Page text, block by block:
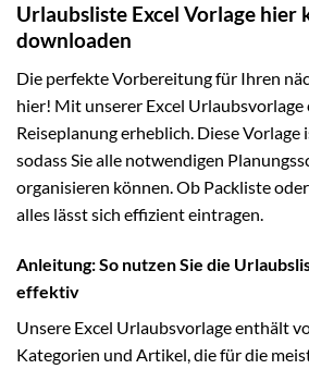
Urlaubsliste Excel Vorlage hier
downloaden
Die perfekte Vorbereitung für Ihren
hier! Mit unserer Excel
Reiseplanung erheblich. Diese
sodass Sie alle notwendigen
organisieren können. Ob Packliste
alles lässt sich effizient eintragen.
Anleitung: So nutzen Sie die
effektiv
Unsere Excel Urlaubsvorlage enthält
Kategorien und Artikel, die für die